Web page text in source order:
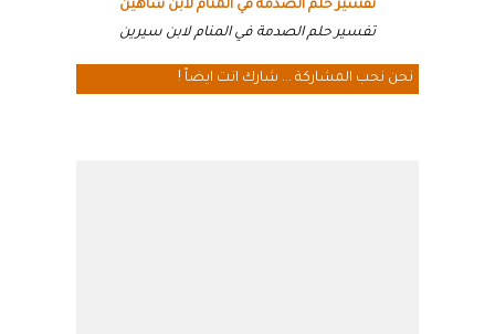
تفسير حلم الصدمة في المنام لابن شاهين
تفسير حلم الصدمة في المنام لابن سيرين
نحن نحب المشاركة ... شارك انت ايضاً !